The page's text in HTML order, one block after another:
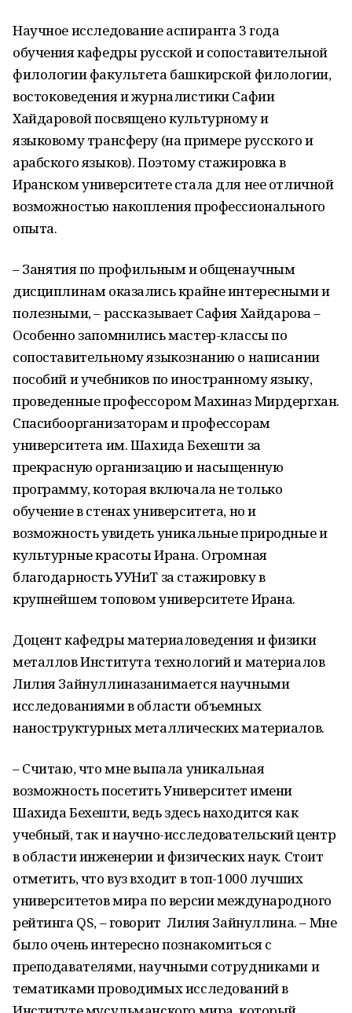
Научноеисследованиеаспиранта 3 года
обучения кафедры русской и сопоставительной
филологиифакультета башкирской филологии,
востоковедения и журналистикиСафии
Хайдаровойпосвященокультурномуи
языковому трансферу (на примере русского и
арабского языков).Поэтомустажировкав
Иранском университетестала для нееотличной
возможностью накопления профессионального
опыта.
–Занятия по профильным и общенаучным
дисциплинам оказались крайне интересными и
полезными, – рассказывает СафияХайдарова–
Особенно запомнились мастер-классыпо
сопоставительному языкознанию о написании
пособий и учебников по иностранному языку,
проведенные профессоромМахиназМирдергхан.
Спасибоорганизаторам и профессорам
университета им.ШахидаБехешти за
прекрасную организацию инасыщенную
программу, которая включала не только
обучение в стенах университета, но и
возможность увидеть уникальные природные и
культурные красоты Ирана. Огромная
благодарностьУУНиТ за стажировкув
крупнейшемтоповомуниверситете Ирана.
Доцент кафедры материаловедения и физики
металлов Института технологий и материалов
ЛилияЗайнуллиназанимается научными
исследованиями в области объемных
наноструктурныхметаллических материалов.
– Считаю, что мне выпала уникальная
возможность посетить Университет имени
ШахидаБехешти, ведь здесь находится как
учебный, так и научно-исследовательский центр
в области инженерии и физических наук. Стоит
отметить, что вуз входит втоп-1000 лучших
университетов мира по версии международного
рейтинга QS, – говорит ЛилияЗайнуллина. –Мне
было очень интересно познакомиться с
преподавателями, научными сотрудниками и
тематиками проводимых исследований в